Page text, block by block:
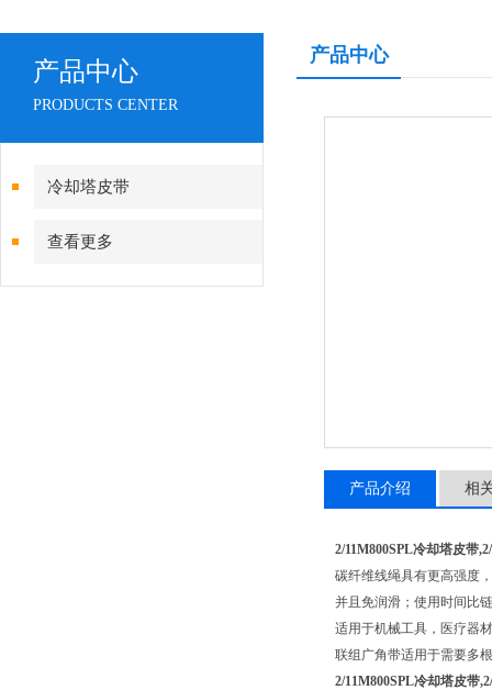
产品中心
PRODUCTS CENTER
冷却塔皮带
查看更多
产品中心
产品介绍 相
2/11M800SPL冷却塔皮带
碳纤维线绳具有更高强度
并且免润滑；使用时间比
适用于机械工具，医疗器
联组广角带适用于需要多
2/11M800SPL冷却塔皮带